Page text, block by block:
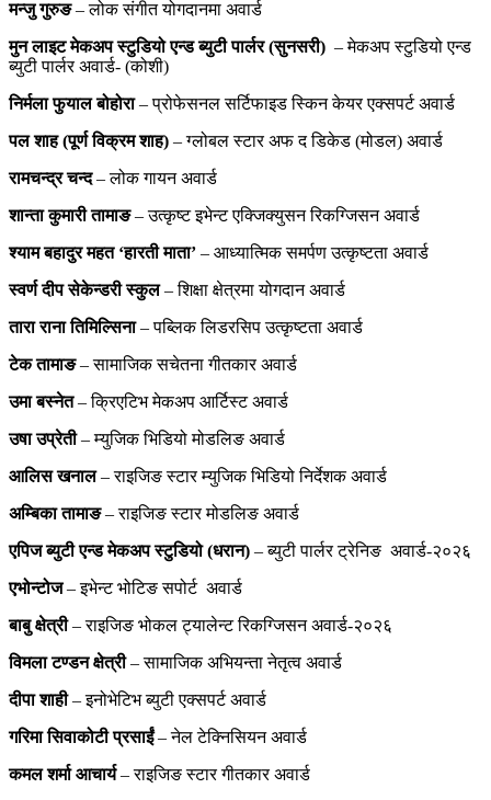
मन्जु गुरुङ– लोक संगीत योगदानमा अवार्ड
मुन लाइट मेकअप स्टुडियो एन्ड ब्युटी पार्लर (सुनसरी) – मेकअप स्टुडियो एन्ड
ब्युटी पार्लर अवार्ड- (कोशी)
निर्मला फुयाल बोहोरा– प्रोफेसनल सर्टिफाइड स्किन केयर एक्सपर्ट अवार्ड
पल शाह (पूर्ण विक्रम शाह) – ग्लोबल स्टार अफ द डिकेड (मोडल) अवार्ड
रामचन्द्र चन्द– लोक गायन अवार्ड
शान्ता कुमारी तामाङ– उत्कृष्ट इभेन्ट एक्जिक्युसन रिकग्जिसन अवार्ड
श्याम बहादुर महत ‘हारती माता’ – आध्यात्मिक समर्पण उत्कृष्टता अवार्ड
स्वर्ण दीप सेकेन्डरी स्कुल– शिक्षा क्षेत्रमा योगदान अवार्ड
तारा राना तिमिल्सिना– पब्लिक लिडरसिप उत्कृष्टता अवार्ड
टेक तामाङ– सामाजिक सचेतना गीतकार अवार्ड
उमा बस्नेत– क्रिएटिभ मेकअप आर्टिस्ट अवार्ड
उषा उप्रेती– म्युजिक भिडियो मोडलिङ अवार्ड
आलिस खनाल– राइजिङ स्टार म्युजिक भिडियो निर्देशक अवार्ड
अम्बिका तामाङ– राइजिङ स्टार मोडलिङ अवार्ड
एपिज ब्युटी एन्ड मेकअप स्टुडियो (धरान) – ब्युटी पार्लर ट्रेनिङ अवार्ड-२०२६
एभोन्टोज– इभेन्ट भोटिङ सपोर्ट अवार्ड
बाबु क्षेत्री– राइजिङ भोकल ट्यालेन्ट रिकग्जिसन अवार्ड-२०२६
विमला टण्डन क्षेत्री– सामाजिक अभियन्ता नेतृत्व अवार्ड
दीपा शाही– इनोभेटिभ ब्युटी एक्सपर्ट अवार्ड
गरिमा सिवाकोटी प्रसाईं– नेल टेक्निसियन अवार्ड
कमल शर्मा आचार्य– राइजिङ स्टार गीतकार अवार्ड